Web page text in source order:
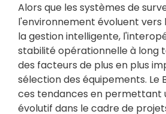
Alors que les systèmes de
l'environnement évoluent vers
la gestion intelligente,
stabilité opérationnelle à long
des facteurs de plus en plus
sélection des équipements. Le
ces tendances en permettant
évolutif dans le cadre de